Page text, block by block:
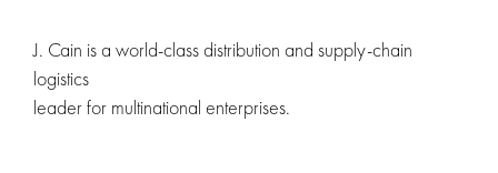
J. Cain is a world-class distribution and supply-chain
logistics
leader for multinational enterprises.